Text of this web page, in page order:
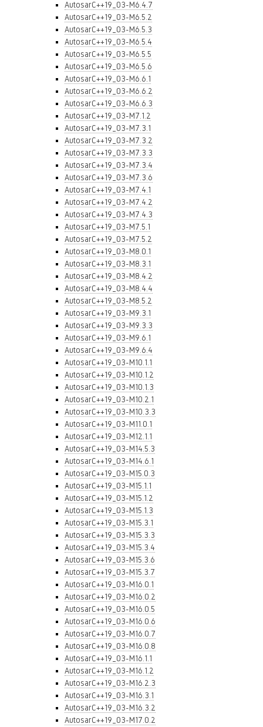
AutosarC++19_03-M6.4.7
AutosarC++19_03-M6.5.2
AutosarC++19_03-M6.5.3
AutosarC++19_03-M6.5.4
AutosarC++19_03-M6.5.5
AutosarC++19_03-M6.5.6
AutosarC++19_03-M6.6.1
AutosarC++19_03-M6.6.2
AutosarC++19_03-M6.6.3
AutosarC++19_03-M7.1.2
AutosarC++19_03-M7.3.1
AutosarC++19_03-M7.3.2
AutosarC++19_03-M7.3.3
AutosarC++19_03-M7.3.4
AutosarC++19_03-M7.3.6
AutosarC++19_03-M7.4.1
AutosarC++19_03-M7.4.2
AutosarC++19_03-M7.4.3
AutosarC++19_03-M7.5.1
AutosarC++19_03-M7.5.2
AutosarC++19_03-M8.0.1
AutosarC++19_03-M8.3.1
AutosarC++19_03-M8.4.2
AutosarC++19_03-M8.4.4
AutosarC++19_03-M8.5.2
AutosarC++19_03-M9.3.1
AutosarC++19_03-M9.3.3
AutosarC++19_03-M9.6.1
AutosarC++19_03-M9.6.4
AutosarC++19_03-M10.1.1
AutosarC++19_03-M10.1.2
AutosarC++19_03-M10.1.3
AutosarC++19_03-M10.2.1
AutosarC++19_03-M10.3.3
AutosarC++19_03-M11.0.1
AutosarC++19_03-M12.1.1
AutosarC++19_03-M14.5.3
AutosarC++19_03-M14.6.1
AutosarC++19_03-M15.0.3
AutosarC++19_03-M15.1.1
AutosarC++19_03-M15.1.2
AutosarC++19_03-M15.1.3
AutosarC++19_03-M15.3.1
AutosarC++19_03-M15.3.3
AutosarC++19_03-M15.3.4
AutosarC++19_03-M15.3.6
AutosarC++19_03-M15.3.7
AutosarC++19_03-M16.0.1
AutosarC++19_03-M16.0.2
AutosarC++19_03-M16.0.5
AutosarC++19_03-M16.0.6
AutosarC++19_03-M16.0.7
AutosarC++19_03-M16.0.8
AutosarC++19_03-M16.1.1
AutosarC++19_03-M16.1.2
AutosarC++19_03-M16.2.3
AutosarC++19_03-M16.3.1
AutosarC++19_03-M16.3.2
AutosarC++19_03-M17.0.2